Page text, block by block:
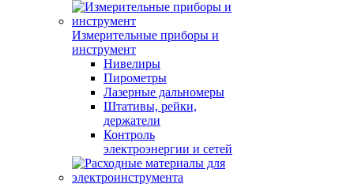
Измерительные приборы и
инструмент
Нивелиры
Пирометры
Лазерные дальномеры
Штативы, рейки,
держатели
Контроль
электроэнергии и сетей